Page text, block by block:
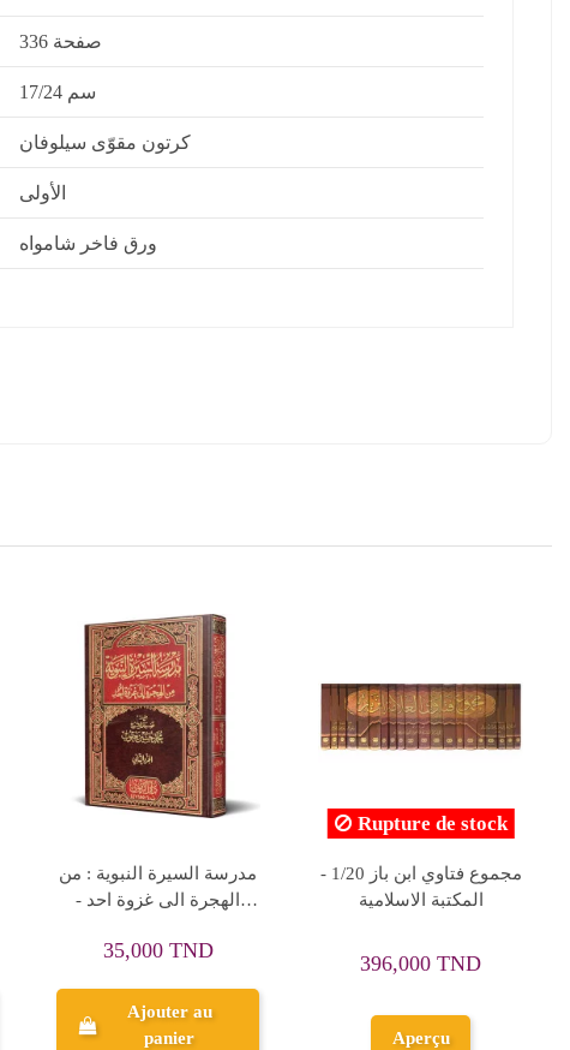
336 صفحة
17/24 سم
كرتون مقوّى سيلوفان
الأولى
ورق فاخر شامواه
Rupture de stock
خاتم النبيين - محمد ابو
زهرة
68,000 TND
Aperçu
Rupture de stock
السيرة النبوية - أبي الحسن
علي الحسني الندوي
40,600 TND
Aperçu